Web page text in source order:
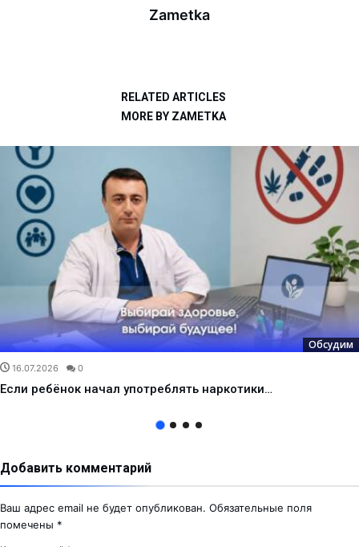
Zametka
RELATED ARTICLES
MORE BY ZAMETKA
Обсудим
16.07.2026 0
Если ребёнок начал употреблять наркотики…
Добавить комментарий
Ваш адрес email не будет опубликован. Обязательные поля
помечены *